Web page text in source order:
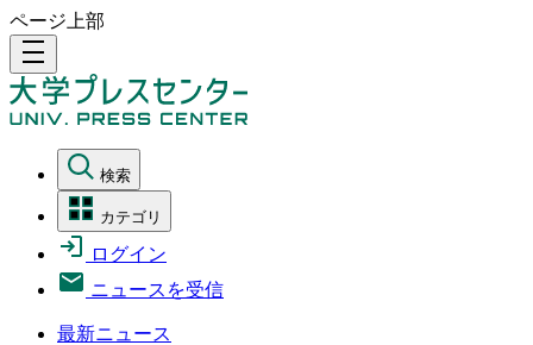
ページ上部
density_medium
検索
カテゴリ
ログイン
ニュースを受信
最新ニュース